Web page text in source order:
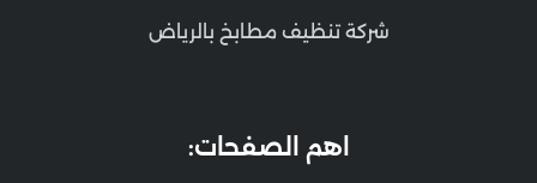
شركة تنظيف مطابخ بالرياض
اهم الصفحات: